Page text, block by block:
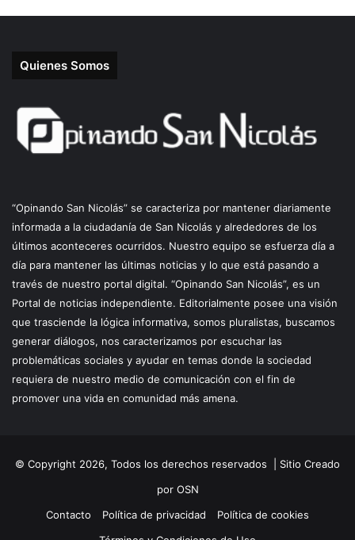
Quienes Somos
“Opinando San Nicolás” se caracteriza por mantener diariamente
informada a la ciudadanía de San Nicolás y alrededores de los
últimos aconteceres ocurridos. Nuestro equipo se esfuerza día a
día para mantener las últimas noticias y lo que está pasando a
través de nuestro portal digital. “Opinando San Nicolás”, es un
Portal de noticias independiente. Editorialmente posee una visión
que trasciende la lógica informativa, somos pluralistas, buscamos
generar diálogos, nos caracterizamos por escuchar las
problemáticas sociales y ayudar en temas donde la sociedad
requiera de nuestro medio de comunicación con el fin de
promover una vida en comunidad más amena.
© Copyright 2026, Todos los derechos reservados | Sitio Creado
por OSN
Contacto
Política de privacidad
Política de cookies